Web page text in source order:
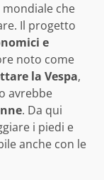
che
Il progetto
e
noto come
la Vespa,
avrebbe
. Da qui
i piedi e
anche con le